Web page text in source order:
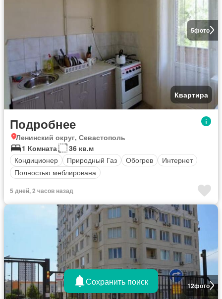
5фото
Квартира
Подробнее
Ленинский округ, Севастополь
1 Комната
36 кв.м
Кондиционер
Природный Газ Обогрев
Интернет
Полностью меблирована
5 дней, 2 часов назад
12фото
Сохранить поиск